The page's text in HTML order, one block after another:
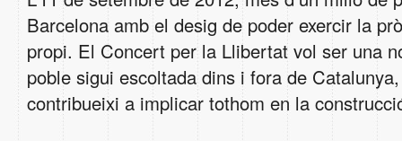
Barcelona amb el desig de poder exercir la
propi. El Concert per la Llibertat vol ser una
poble sigui escoltada dins i fora de
contribueixi a implicar tothom en la